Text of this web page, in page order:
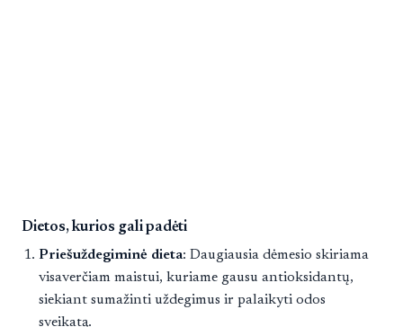
Dietos, kurios gali padėti
Priešuždegiminė dieta: Daugiausia dėmesio skiriama
visaverčiam maistui, kuriame gausu antioksidantų,
siekiant sumažinti uždegimus ir palaikyti odos
sveikatą.